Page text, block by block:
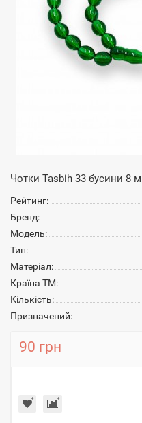
Чотки Tasbih 33 бусини 8
Рейтинг:
Бренд:
Модель:
Тип:
Матеріал:
Країна ТМ:
Кількість:
Призначений:
90 грн